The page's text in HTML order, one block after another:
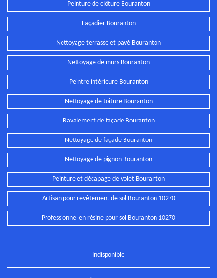
Peinture de clôture Bouranton
Façadier Bouranton
Nettoyage terrasse et pavé Bouranton
Nettoyage de murs Bouranton
Peintre intérieure Bouranton
Nettoyage de toiture Bouranton
Ravalement de façade Bouranton
Nettoyage de façade Bouranton
Nettoyage de pignon Bouranton
Peinture et décapage de volet Bouranton
Artisan pour revêtement de sol Bouranton 10270
Professionnel en résine pour sol Bouranton 10270
indisponible